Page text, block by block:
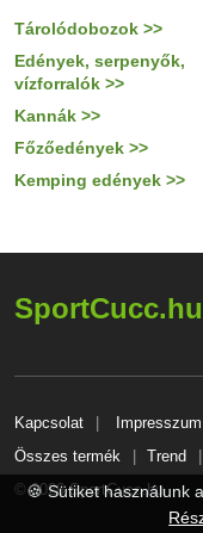
Tárolódobozok >>
Edények, serpenyők,
vízforralók >>
Kannák >>
Főzőedények >>
Kemping edények >>
SportCucc.hu
Kapcsolat Impresszum
Összes termék
Trend
© 2026 SportCucc.hu
🍪 Sütiket használunk